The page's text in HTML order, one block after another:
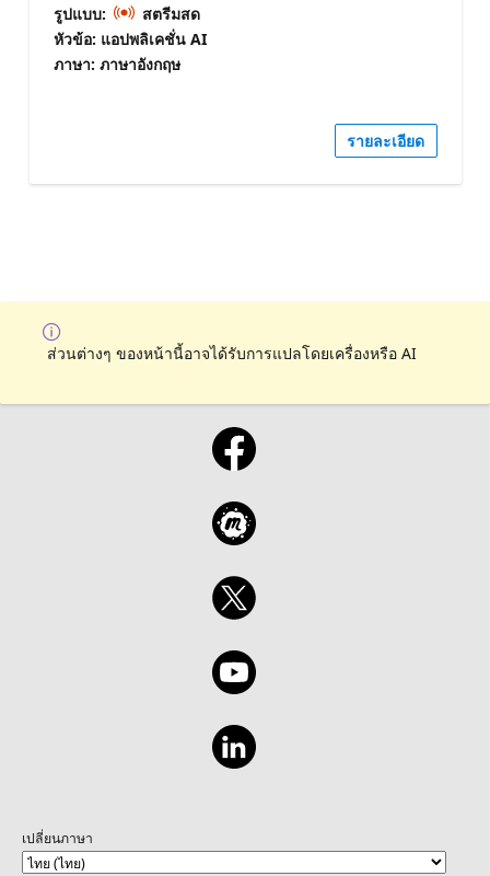
รูปแบบ:
สตรีมสด
หัวข้อ: แอปพลิเคชั่น AI
ภาษา: ภาษาอังกฤษ
รายละเอียด
ส่วนต่างๆ ของหน้านี้อาจได้รับการแปลโดยเครื่องหรือ AI
เปลี่ยนภาษา